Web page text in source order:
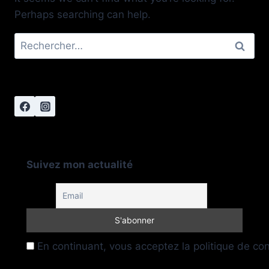
Perhaps searching can help.
Rechercher :
Suivez mon actualité
En continuant, vous acceptez la politique de